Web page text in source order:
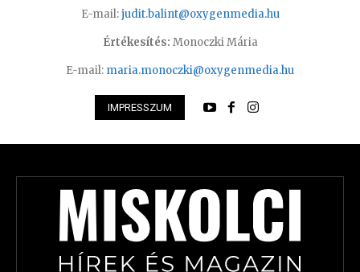
E-mail:judit.balint@oxygenmedia.hu
Értékesítés: Monoczki Mária
E-mail: maria.monoczki@oxygenmedia.hu
IMPRESSZUM